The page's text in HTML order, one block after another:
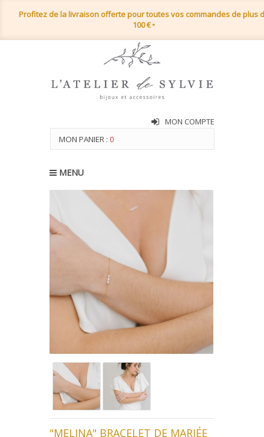
Profitez de la livraison offerte pour toutes vos commandes de plus
100 €*
MON COMPTE
MON PANIER : 0
MENU
"MELINA" BRACELET DE MARIÉE